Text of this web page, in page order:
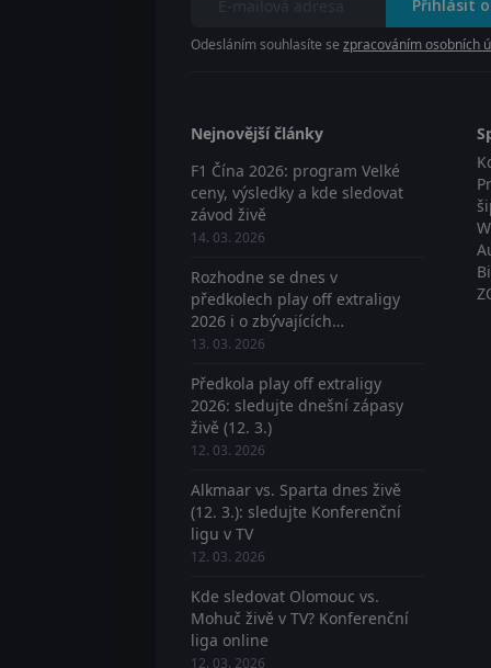
Přihlásit
Odesláním souhlasíte se zpracováním osobních
Nejnovější články
F1 Čína 2026: program Velké
ceny, výsledky a kde sledovat
závod živě
14. 03. 2026
Rozhodne se dnes v
předkolech play off extraligy
2026 i o zbývajících
postupujících? Sledujte živě
13. 03. 2026
Předkola play off extraligy
2026: sledujte dnešní zápasy
živě (12. 3.)
12. 03. 2026
Alkmaar vs. Sparta dnes živě
(12. 3.): sledujte Konferenční
ligu v TV
12. 03. 2026
Kde sledovat Olomouc vs.
Mohuč živě v TV? Konferenční
liga online
12. 03. 2026